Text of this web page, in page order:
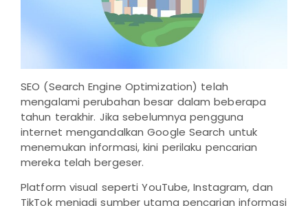
SEO (Search Engine Optimization) telah
mengalami perubahan besar dalam beberapa
tahun terakhir. Jika sebelumnya pengguna
internet mengandalkan Google Search untuk
menemukan informasi, kini perilaku pencarian
mereka telah bergeser.
Platform visual seperti YouTube, Instagram, dan
TikTok menjadi sumber utama pencarian informasi